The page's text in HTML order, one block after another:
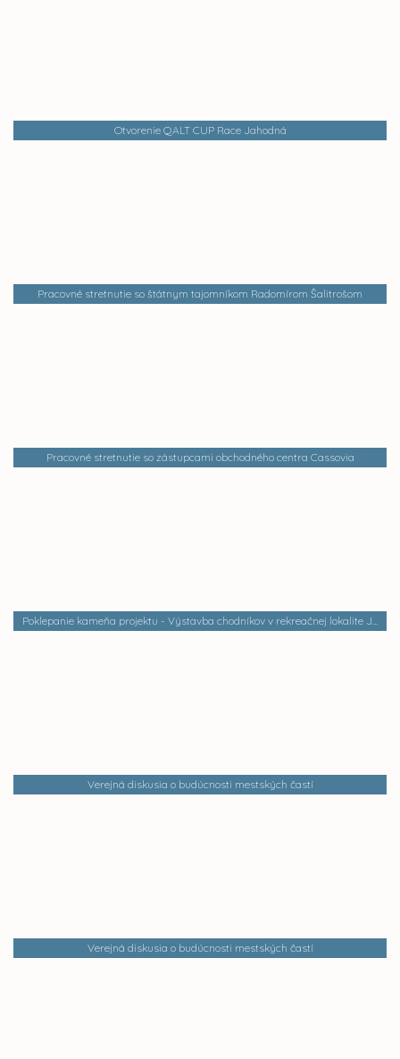
Otvorenie QALT CUP Race Jahodná
Pracovné stretnutie so štátnym tajomníkom Radomírom Šalitrošom
Pracovné stretnutie so zástupcami obchodného centra Cassovia
Poklepanie kameňa projektu - Výstavba chodníkov v rekreačnej lokalite Jazero
Verejná diskusia o budúcnosti mestských častí
Verejná diskusia o budúcnosti mestských častí